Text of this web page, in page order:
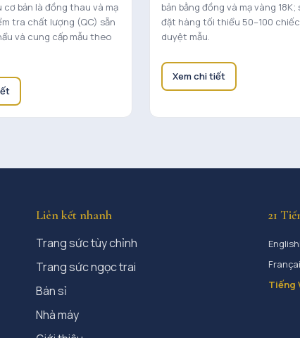
cơ bản là đồng thau và mạ
tra chất lượng (QC) sẵn
và cung cấp mẫu theo
bản bằng đồng và mạ vàng 18K;
đặt hàng tối thiểu 50–100
duyệt mẫu.
Xem chi tiết
Liên kết nhanh
Trang sức tùy chỉnh
Trang sức ngọc trai
Bán sỉ
Nhà máy
21
English
Tiếng